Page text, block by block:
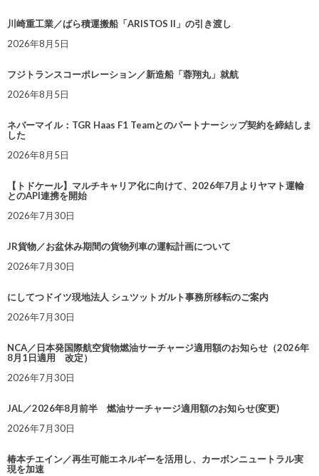
川崎重工業／ばら積運搬船「ARISTOS II」の引き渡し
2026年8月5日
フジトランスコーポレーション／新造船「蓉翔丸」就航
2026年8月5日
ネバーマイル：TGR Haas F1 Teamとのパートナーシップ契約を締結しま
した
2026年8月5日
【トドケール】マルチキャリア化に向けて、2026年7月よりヤマト運輸
とのAPI連携を開始
2026年7月30日
JR貨物／お盆休み期間の貨物列車の運転計画について
2026年7月30日
にしてつドイツ現地法人 シュツットガルト事務所移転のご案内
2026年7月30日
NCA／日本発国際航空貨物燃油サーチャージ適用額のお知らせ（2026年
8月1日適用 改定）
2026年7月30日
JAL／2026年8月前半 燃油サーチャージ適用額のお知らせ(変更)
2026年7月30日
椿本チエイン／再生可能エネルギーを活用し、カーボンニュートラル実
現を加速